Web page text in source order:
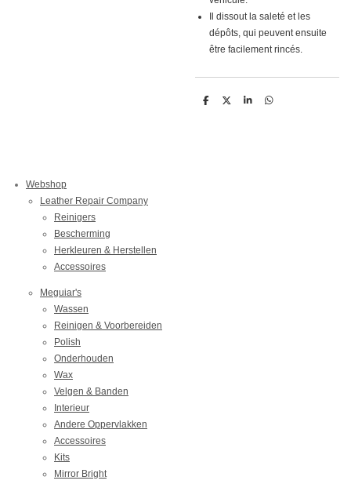
Il dissout la saleté et les
dépôts, qui peuvent ensuite
être facilement rincés.
D
D
S
D
Webshop
Leather Repair Company
Reinigers
Bescherming
Herkleuren & Herstellen
Accessoires
Meguiar's
Wassen
Reinigen & Voorbereiden
Polish
Onderhouden
Wax
Velgen & Banden
Interieur
Andere Oppervlakken
Accessoires
Kits
Mirror Bright